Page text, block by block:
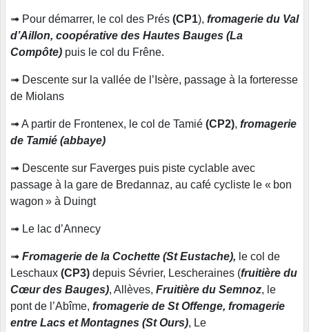
➟ Pour démarrer, le col des Prés (CP1), fromagerie du Val
d’Aillon, coopérative des Hautes Bauges (La
Compôte) puis le col du Frêne.
➟ Descente sur la vallée de l’Isère, passage à la forteresse
de Miolans
➟ A partir de Frontenex, le col de Tamié (CP2), fromagerie
de Tamié (abbaye)
➟ Descente sur Faverges puis piste cyclable avec
passage à la gare de Bredannaz, au café cycliste le « bon
wagon » à Duingt
➟ Le lac d’Annecy
➟ Fromagerie de la Cochette (St Eustache), le col de
Leschaux (CP3) depuis Sévrier, Lescheraines (fruitière du
Cœur des Bauges), Allèves, Fruitière du Semnoz, le
pont de l’Abîme, fromagerie de St Offenge, fromagerie
entre Lacs et Montagnes (St Ours), Le